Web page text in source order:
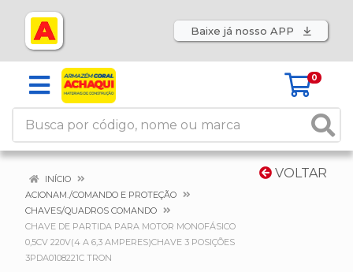
Baixe já nosso APP
0
VOLTAR
INÍCIO
ACIONAM./COMANDO E PROTEÇÃO
CHAVES/QUADROS COMANDO
CHAVE DE PARTIDA PARA MOTOR MONOFÁSICO
0,5CV 220V(4 A 6,3 AMPERES)CHAVE 3 POSIÇÕES
3PDA0108221C TRON